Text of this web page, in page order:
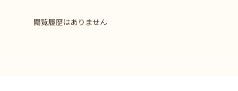
閲覧履歴はありません